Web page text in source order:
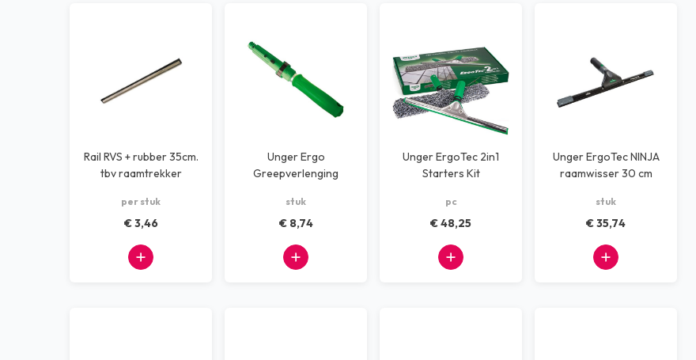
Rail RVS + rubber 35cm.
tbv raamtrekker
per stuk
€ 3,46
Unger Ergo
Greepverlenging
stuk
€ 8,74
Unger ErgoTec 2in1
Starters Kit
pc
€ 48,25
Unger ErgoTec NINJA
raamwisser 30 cm
stuk
€ 35,74